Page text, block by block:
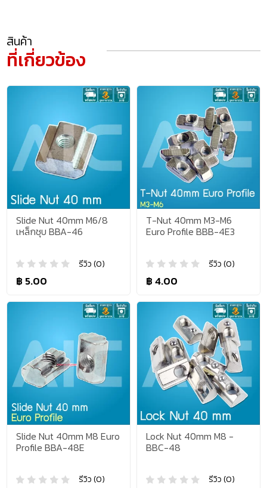
สินค้า
ที่เกี่ยวข้อง
Slide Nut 40mm M6/8
เหล็กชุบ BBA-46
รีวิว (0)
฿ 5.00
T-Nut 40mm M3-M6
Euro Profile BBB-4E3
รีวิว (0)
฿ 4.00
Slide Nut 40mm M8 Euro
Profile BBA-48E
รีวิว (0)
Lock Nut 40mm M8 -
BBC-48
รีวิว (0)